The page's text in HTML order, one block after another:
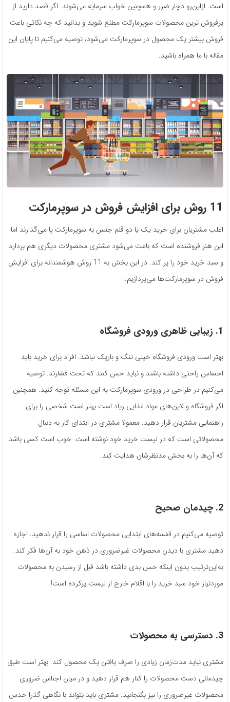
است. ازاین‌رو دچار ضرر و همچنین خواب سرمایه می‌شوند. اگر قصد دارید از
پرفروش ترین محصولات سوپرمارکت مطلع شوید و بدانید که چه نکاتی باعث
فروش بیشتر یک محصول در سوپرمارکت می‌شود، توصیه می‌کنیم تا پایان این
مقاله با ما همراه باشید.
11 روش برای افزایش فروش در سوپرمارکت
اغلب مشتریان برای خرید یک یا دو قلم جنس به سوپرمارکت پا می‌گذارند اما
این هنر فروشنده است که باعث می‌شود مشتری محصولات دیگری هم بردارد
و سبد خرید خود را پر کند. در این بخش به 11 روش هوشمندانه برای افزایش
فروش در سوپرمارکت‌ها می‌پردازیم:
1. زیبایی ظاهری ورودی فروشگاه
بهتر است ورودی فروشگاه خیلی تنگ و باریک نباشد. افراد برای خرید باید
احساس راحتی داشته باشند و نباید حس کنند که تحت فشارند. توصیه
می‌کنیم در طراحی در ورودی سوپرمارکت به این مسئله توجه کنید. همچنین
اگر فروشگاه و لاین‌های مواد غذایی زیاد است بهتر است شخصی را برای
راهنمایی مشتریان قرار دهید. معمولا مشتری در ابتدای کار به دنبال
محصولاتی است که در لیست خرید خود نوشته است. خوب است کسی باشد
که آن‌ها را به بخش مدنظرشان هدایت کند.
2. چیدمان صحیح
توصیه می‌کنیم در قفسه‌های ابتدایی محصولات اساسی را قرار ندهید. اجازه
دهید مشتری با دیدن محصولات غیرضروری در ذهن خود به آن‌ها فکر کند.
به‌این‌ترتیب بدون اینکه حس بدی داشته باشد قبل از رسیدن به محصولات
موردنیاز خود سبد خرید را با اقلام خارج از لیست پرکرده است!
3. دسترسی به محصولات
مشتری نباید مدت‌زمان زیادی را صرف یافتن یک محصول کند. بهتر است طبق
چیدمانی دست محصولات را کنار هم قرار دهید و در میان اجناس ضروری
محصولات غیرضروری را نیز بگنجانید. مشتری باید بتواند با نگاهی گذرا حدس